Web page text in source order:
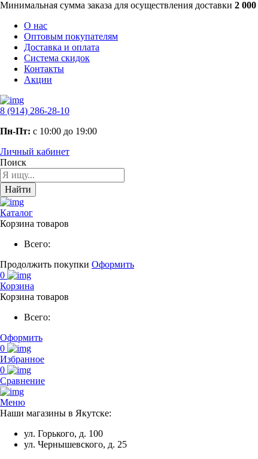
Минимальная сумма заказа для осуществления доставки 2 000
О нас
Оптовым покупателям
Доставка и оплата
Система скидок
Контакты
Акции
8 (914) 286-28-10
Пн-Пт: с 10:00 до 19:00
Личный кабинет
Поиск
Найти
Каталог
Корзина товаров
Всего:
Продолжить покупки Оформить
0
Корзина
Корзина товаров
Всего:
Оформить
0
Избранное
0
Сравнение
Меню
Наши магазины в Якутске:
ул. Горького, д. 100
ул. Чернышевского, д. 25